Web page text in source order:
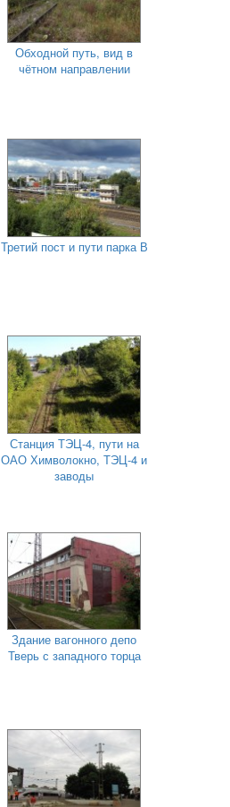
Обходной путь, вид в
чётном направлении
Третий пост и пути парка В
Станция ТЭЦ-4, пути на
ОАО Химволокно, ТЭЦ-4 и
заводы
Здание вагонного депо
Тверь с западного торца